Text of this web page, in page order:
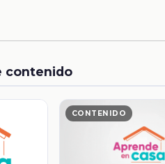
contenido
CONTENIDO